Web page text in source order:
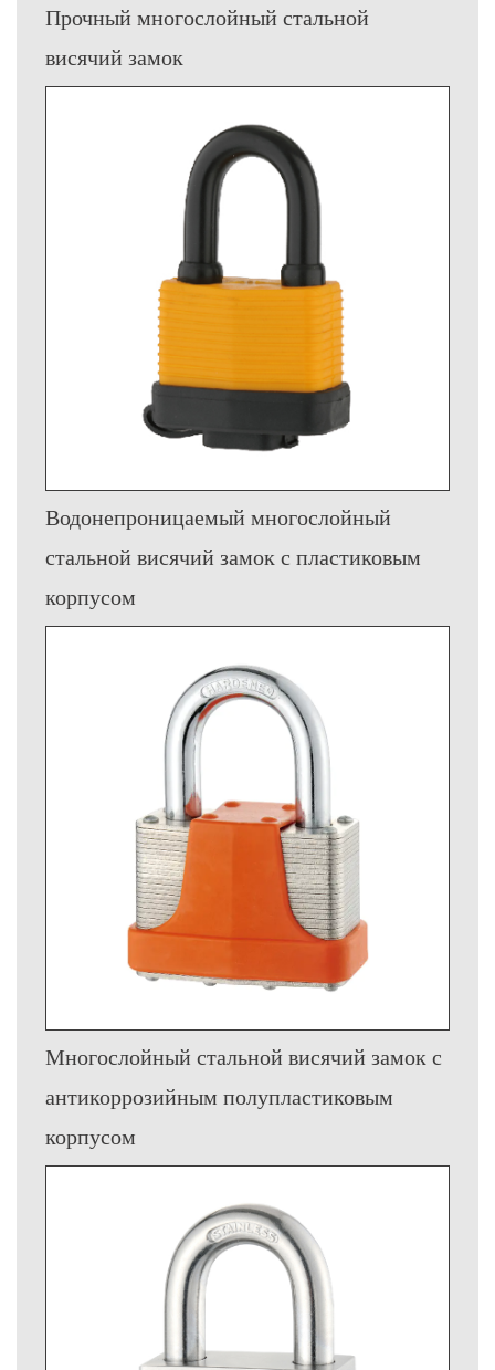
Прочный многослойный стальной
висячий замок
Водонепроницаемый многослойный
стальной висячий замок с пластиковым
корпусом
Многослойный стальной висячий замок с
антикоррозийным полупластиковым
корпусом